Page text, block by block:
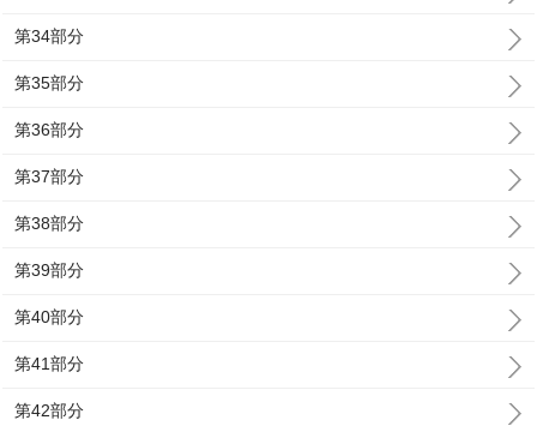
第34部分
第35部分
第36部分
第37部分
第38部分
第39部分
第40部分
第41部分
第42部分